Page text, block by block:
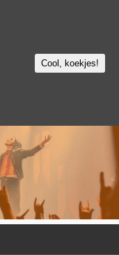
Cool, koekjes!